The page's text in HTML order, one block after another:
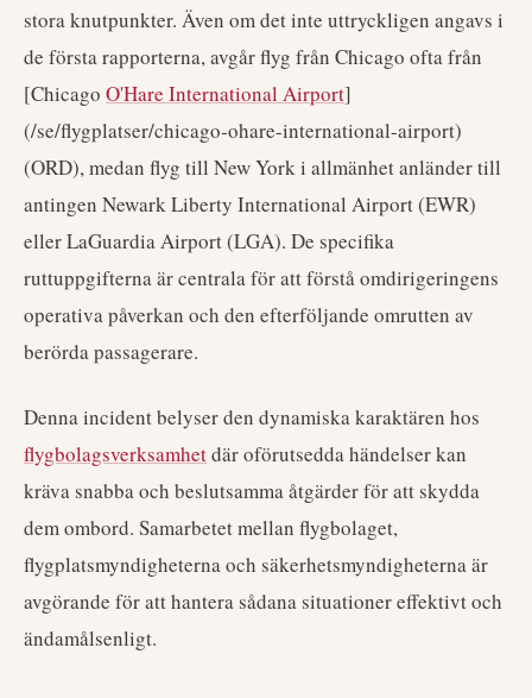
stora knutpunkter. Även om det inte uttryckligen angavs i
de första rapporterna, avgår flyg från Chicago ofta från
[Chicago O'Hare International Airport]
(/se/flygplatser/chicago-ohare-international-airport)
(ORD), medan flyg till New York i allmänhet anländer till
antingen Newark Liberty International Airport (EWR)
eller LaGuardia Airport (LGA). De specifika
ruttuppgifterna är centrala för att förstå omdirigeringens
operativa påverkan och den efterföljande omrutten av
berörda passagerare.
Denna incident belyser den dynamiska karaktären hos
flygbolagsverksamhetdär oförutsedda händelser kan
kräva snabba och beslutsamma åtgärder för att skydda
dem ombord. Samarbetet mellan flygbolaget,
flygplatsmyndigheterna och säkerhetsmyndigheterna är
avgörande för att hantera sådana situationer effektivt och
ändamålsenligt.